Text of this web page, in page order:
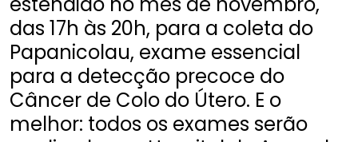
das 17h às 20h, para a coleta do
Papanicolau, exame essencial
para a detecção precoce do
Câncer de Colo do Útero. E o
melhor: todos os exames serão